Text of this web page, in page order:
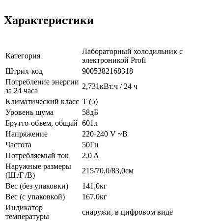
Характеристики
Категория
Лабораторный холодильник с
электроникой Profi
Штрих-код
9005382168318
Потребление энергии
за 24 часа
2,731кВт.ч / 24 ч
Климатический класс T (5)
Уровень шума
58дБ
Брутто-объем, общий 601л
Напряжение
220-240 V ~В
Частота
50Гц
Потребляемый ток
2,0 A
Наружные размеры
(Ш /Г /В)
215/70,0/83,0см
Вес (без упаковки)
141,0кг
Вес (с упаковкой)
167,0кг
Индикатор
температуры
снаружи, в цифровом виде